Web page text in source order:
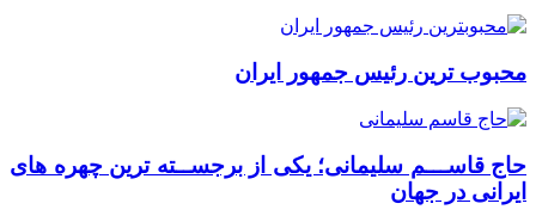
محبوب ترین رئیس جمهور ایران
حاج قاســـم سلیمانی؛ یکی از برجســته ترین چهره های
ایرانی در جهان